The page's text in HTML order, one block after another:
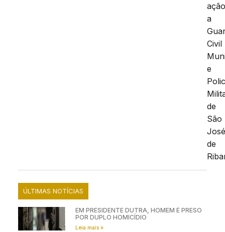
a
Civil
e
de
São
de
ÚLTIMAS NOTÍCIAS
EM PRESIDENTE DUTRA, HOMEM É PRESO
POR DUPLO HOMICÍDIO
Leia mais »